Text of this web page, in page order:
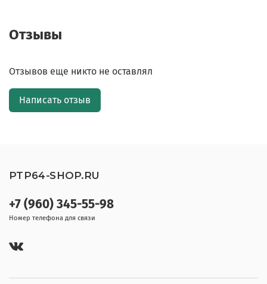
Отзывы
Отзывов еще никто не оставлял
Написать отзыв
+7 (960) 345-55-98
Номер телефона для связи
PTP64-SHOP.RU